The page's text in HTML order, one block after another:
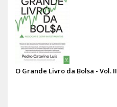
O Grande Livro da Bolsa - Vol. II